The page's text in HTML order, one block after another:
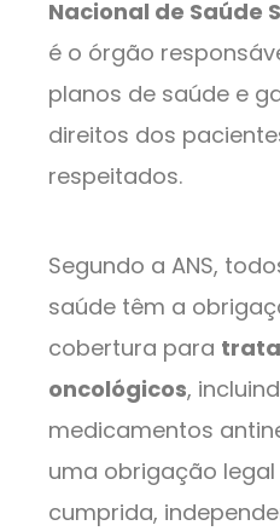
Nacional de Saúde
é o órgão
planos de saúde e
direitos dos
respeitados.
Segundo a ANS,
saúde têm a
cobertura para
oncológicos,
medicamentos
uma obrigação legal
cumprida,